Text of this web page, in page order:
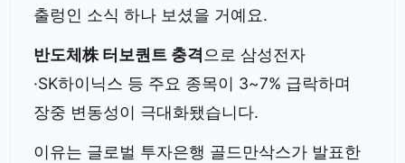
출렁인 소식 하나 보셨을 거예요.
반도체株 터보퀀트 충격 으로 삼성전자
·SK하이닉스 등 주요 종목이 3~7% 급락하며
장중 변동성이 극대화됐습니다.
이유는 글로벌 투자은행 골드만삭스가 발표한